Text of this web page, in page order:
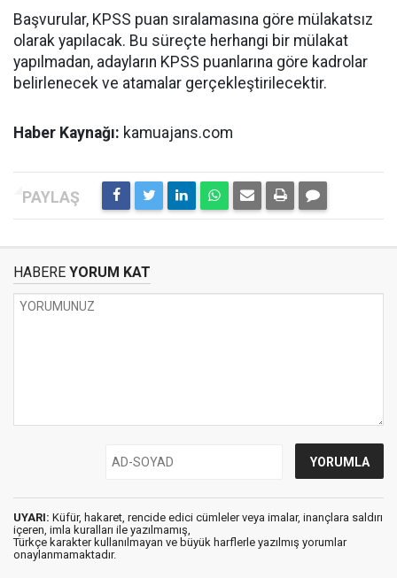
Başvurular, KPSS puan sıralamasına göre mülakatsız
olarak yapılacak. Bu süreçte herhangi bir mülakat
yapılmadan, adayların KPSS puanlarına göre kadrolar
belirlenecek ve atamalar gerçekleştirilecektir.
Haber Kaynağı: kamuajans.com
HABERE YORUM KAT
UYARI: Küfür, hakaret, rencide edici cümleler veya imalar, inançlara saldırı
içeren, imla kuralları ile yazılmamış,
Türkçe karakter kullanılmayan ve büyük harflerle yazılmış yorumlar
onaylanmamaktadır.